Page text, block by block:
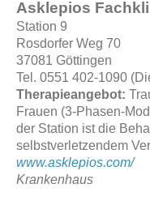
Asklepios
Station 9
Rosdorfer Weg 70
37081 Göttingen
Tel. 0551 402-1090
Therapieangebot:
Frauen (3-Phasen-
der Station ist die
selbstverletzendem
www.asklepios.com/
Krankenhaus